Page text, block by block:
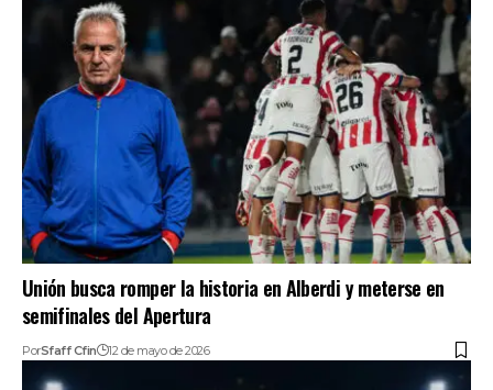
Unión busca romper la historia en Alberdi y meterse en
semifinales del Apertura
PorSfaff Cfin 12 de mayo de 2026